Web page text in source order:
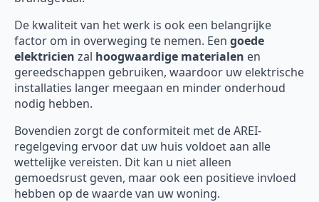
De kwaliteit van het werk is ook een belangrijke
factor om in overweging te nemen. Een goede
elektricien zal hoogwaardige materialen en
gereedschappen gebruiken, waardoor uw elektrische
installaties langer meegaan en minder onderhoud
nodig hebben.
Bovendien zorgt de conformiteit met de AREI-
regelgeving ervoor dat uw huis voldoet aan alle
wettelijke vereisten. Dit kan u niet alleen
gemoedsrust geven, maar ook een positieve invloed
hebben op de waarde van uw woning.